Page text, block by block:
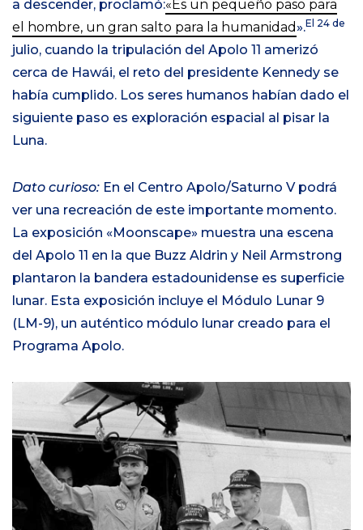
a descender, proclamó:«Es un pequeño paso para
el hombre, un gran salto para la humanidad».El 24 de
julio, cuando la tripulación del Apolo 11 amerizó
cerca de Hawái, el reto del presidente Kennedy se
había cumplido. Los seres humanos habían dado el
siguiente paso es exploración espacial al pisar la
Luna.
Dato curioso: En el Centro Apolo/Saturno V podrá
ver una recreación de este importante momento.
La exposición «Moonscape» muestra una escena
del Apolo 11 en la que Buzz Aldrin y Neil Armstrong
plantaron la bandera estadounidense es superficie
lunar. Esta exposición incluye el Módulo Lunar 9
(LM-9), un auténtico módulo lunar creado para el
Programa Apolo.